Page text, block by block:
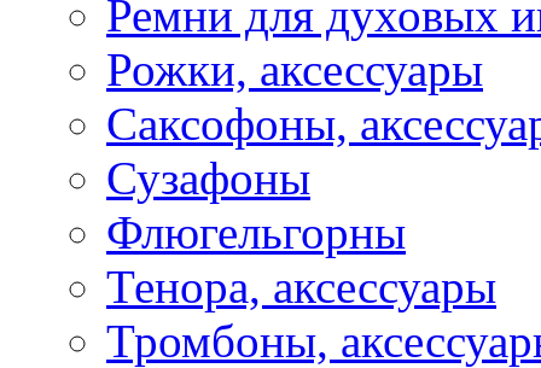
Ремни для духовых
Рожки, аксессуары
Саксофоны,
Сузафоны
Флюгельгорны
Тенора, аксессуары
Тромбоны,